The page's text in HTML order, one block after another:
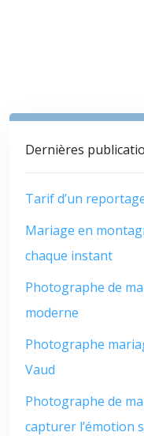
Dernières
Tarif d’un
Mariage en
chaque instant
Photographe de
moderne
Photographe
Vaud
Photographe de
capturer l’émotion